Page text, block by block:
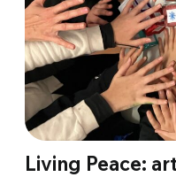
Living Peace: